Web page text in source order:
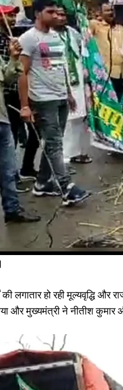
की लगातार हो रही मूल्यवृद्धि
और मुख्यमंत्री ने नीतीश